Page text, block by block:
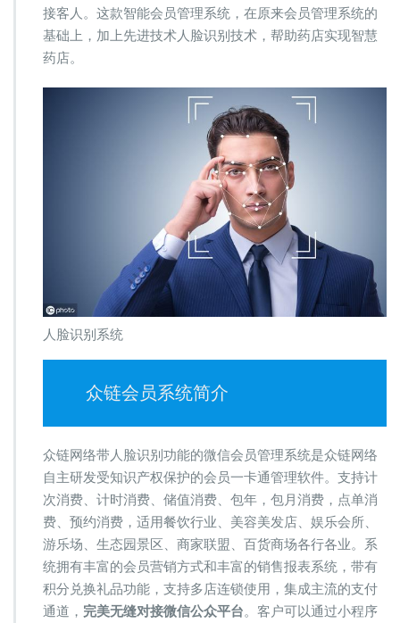
接客人。这款智能会员管理系统，在原来会员管理系统的
基础上，加上先进技术人脸识别技术，帮助药店实现智慧
药店。
人脸识别系统
众链会员系统简介
众链网络带人脸识别功能的微信会员管理系统是众链网络
自主研发受知识产权保护的会员一卡通管理软件。支持计
次消费、计时消费、储值消费、包年，包月消费，点单消
费、预约消费，适用餐饮行业、美容美发店、娱乐会所、
游乐场、生态园景区、商家联盟、百货商场各行各业。系
统拥有丰富的会员营销方式和丰富的销售报表系统，带有
积分兑换礼品功能，支持多店连锁使用，集成主流的支付
通道， 完美无缝对接微信公众平台。客户可以通过小程序